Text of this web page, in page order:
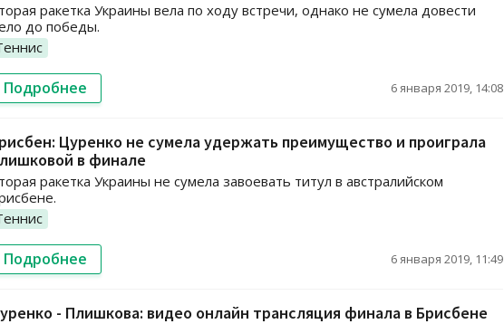
ракетка Украины вела по ходу встречи, однако не сумела довести
до победы.
Подробнее 6 января 2019, 14:08
Цуренко не сумела удержать преимущество и проиграла
в финале
ракетка Украины не сумела завоевать титул в австралийском
Подробнее 6 января 2019, 11:49
- Плишкова: видео онлайн трансляция финала в Брисбене